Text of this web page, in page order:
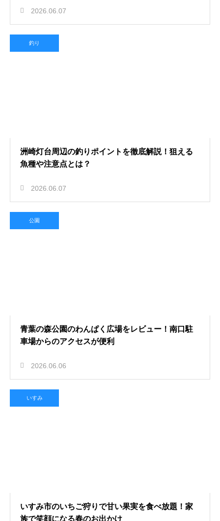
2026.06.07
釣り
洲崎灯台周辺の釣りポイントを徹底解説！狙える
魚種や注意点とは？
2026.06.07
公園
青葉の森公園のわんぱく広場をレビュー！南口駐
車場からのアクセスが便利
2026.06.06
いすみ
いすみ市のいちご狩りで甘い果実を食べ放題！家
族で笑顔になる春のお出かけ